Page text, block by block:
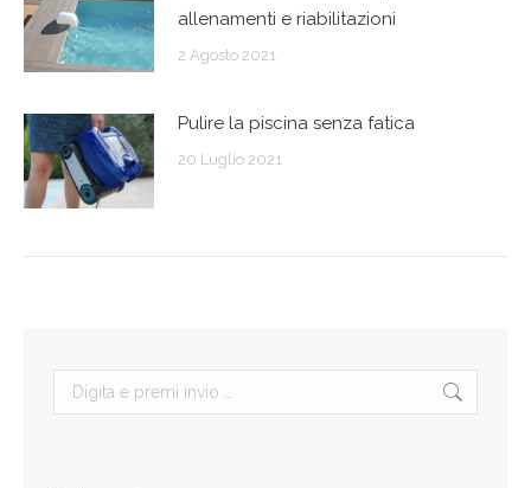
allenamenti e riabilitazioni
2 Agosto 2021
Pulire la piscina senza fatica
20 Luglio 2021
Search: